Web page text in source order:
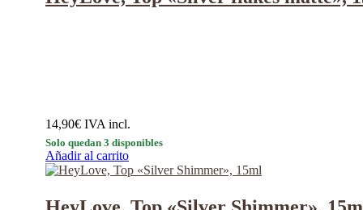
14,90€ IVA incl.
Solo quedan 3 disponibles
Añadir al carrito